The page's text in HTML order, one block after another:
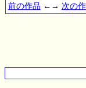
前の作品 ←→ 次の